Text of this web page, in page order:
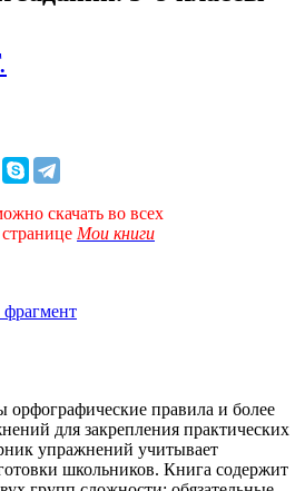
скачать во всех
Мои книги
орфографические правила и более
для закрепления практических
упражнений учитывает
школьников. Книга содержит